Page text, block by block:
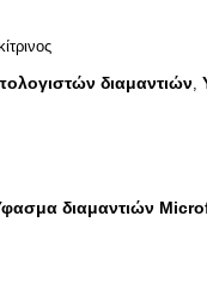
διαμαντιών,
διαμαντιών